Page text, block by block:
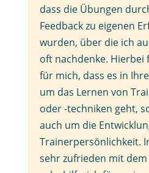
dass die Übungen
Feedback zu eigenen
wurden, über die ich
oft nachdenke. Hierbei
für mich, dass es in
um das Lernen von
oder -techniken geht,
auch um die
Trainerpersönlichkeit.
sehr zufrieden mit dem